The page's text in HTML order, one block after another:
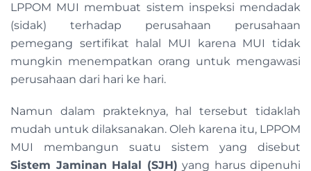
LPPOM MUI membuat sistem inspeksi mendadak
(sidak) terhadap perusahaan perusahaan
pemegang sertifikat halal MUI karena MUI tidak
mungkin menempatkan orang untuk mengawasi
perusahaan dari hari ke hari.
Namun dalam prakteknya, hal tersebut tidaklah
mudah untuk dilaksanakan. Oleh karena itu, LPPOM
MUI membangun suatu sistem yang disebut
Sistem Jaminan Halal (SJH) yang harus dipenuhi